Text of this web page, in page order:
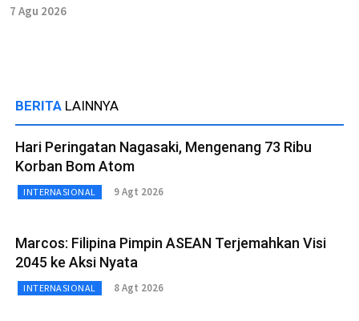
7 Agu 2026
BERITA LAINNYA
Hari Peringatan Nagasaki, Mengenang 73 Ribu
Korban Bom Atom
INTERNASIONAL 9 Agt 2026
Marcos: Filipina Pimpin ASEAN Terjemahkan Visi
2045 ke Aksi Nyata
INTERNASIONAL 8 Agt 2026